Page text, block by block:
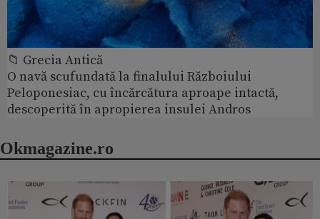
📁 Grecia Antică
O navă scufundată la finalului Războiului
Peloponesiac, cu încărcătura aproape intactă,
descoperită în apropierea insulei Andros
Okmagazine.ro